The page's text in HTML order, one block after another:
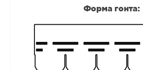
Форма гонта: